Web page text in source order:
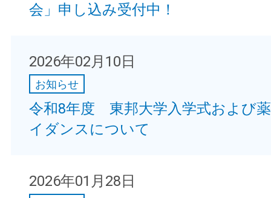
会」申し込み受付中！
2026年02月10日
お知らせ
令和8年度 東邦大学入学式および
イダンスについて
2026年01月28日